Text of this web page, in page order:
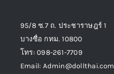
95/8 ซ.7 ถ. ประชาราษฎร์ 1
บางซื่อ กทม. 10800
โทร: 098-261-7709
Email: Admin@dollthai.com